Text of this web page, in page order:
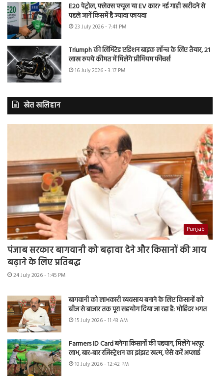
E20 पेट्रोल, फ्लेक्स फ्यूल या EV कार? नई गाड़ी खरीदने से
पहले जानें किसमें है ज्यादा फायदा
23 July 2026 - 7:41 PM
Triumph की लिमिटेड एडिशन बाइक लॉन्च के लिए तैयार, 21
लाख रुपये कीमत में मिलेंगे प्रीमियम फीचर्स
16 July 2026 - 3:17 PM
खेत खलिहान
Punjab
पंजाब सरकार बागवानी को बढ़ावा देने और किसानों की आय
बढ़ाने के लिए प्रतिबद्ध
24 July 2026 - 1:45 PM
बागवानी को लाभकारी व्यवसाय बनाने के लिए किसानों को
बीज से बाजार तक पूरा सहयोग दिया जा रहा है: मोहिंदर भगत
15 July 2026 - 11:43 AM
Farmers ID Card बनेगा किसानों की पहचान, मिलेंगे भरपूर
लाभ, बार-बार रजिस्ट्रेशन का झंझट खत्म, ऐसे करें अप्लाई
10 July 2026 - 12:42 PM